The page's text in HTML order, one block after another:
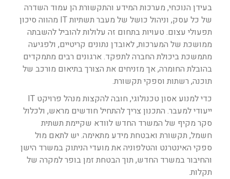
בעידן הנוכחי, מערכות המידע והתקשורת הן עמוד השדרה
של כל עסק, וניהול כושל של מעבר תשתיות IT מהווה סיכון
תפעולי עצום. טעויות בתחום זה עלולות להוביל להשבתה
ממושכת של המערכות, לאובדן נתונים קריטיים, ולפגיעה
מתמשכת ביכולת החברה לתפקד. ארגונים רבים מתמקדים
בהובלת החומרה, אך מזניחים את הצורך בתיאום מורכב של
תוכנה, רשתות וספקי תקשורת.
כדי למנוע אסון טכנולוגי, חובה להקצות מנהל פרויקט IT
ייעודי למעבר. התכנון צריך להתחיל חודשים מראש, ולכלול
סקר מקיף של המשרד החדש לוודא שקיימת תשתית
חשמל, תקשורת ואבטחת מידע מתאימה. יש לתאם מול
ספקי האינטרנט והטלפוניה את מועדי הניתוק במשרד הישן
והחיבור במשרד החדש, תוך הבטחת זמן בופר למקרה של
תקלות.